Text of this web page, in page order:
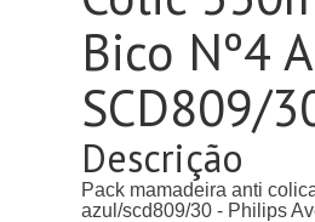
Bico Nº4
SCD809/
Descrição
Pack mamadeira anti
azul/scd809/30 - Philips